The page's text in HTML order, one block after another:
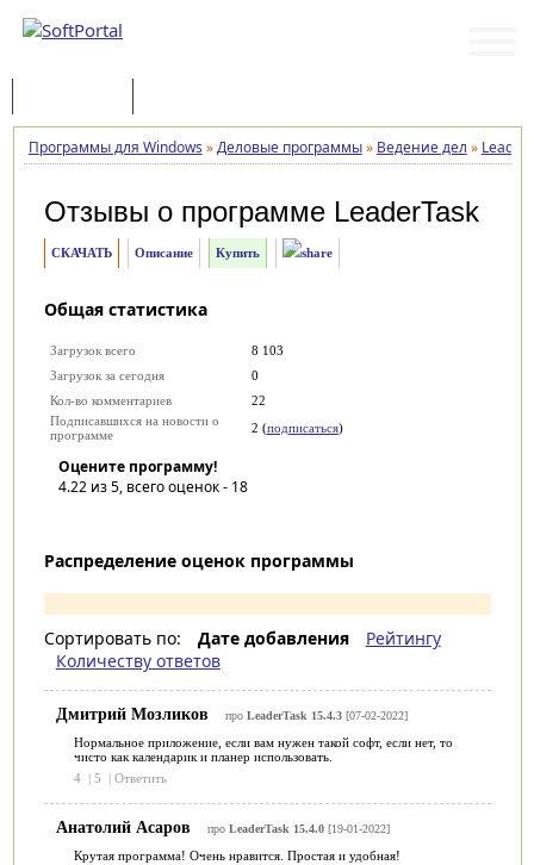
Программы для Windows »Деловые программы» Ведение дел »
Отзывы о программе LeaderTask
СКАЧАТЬ Описание Купить
Общая статистика
Загрузок всего
8 103
Загрузок за сегодня
0
Кол-во комментариев
22
Подписавшихся на новости о
программе
2 (подписаться)
Оцените программу!
4.22из 5, всего оценок - 18
Распределение оценок программы
Сортировать по: Дате добавления
Рейтингу
Количеству ответов
Дмитрий Мозликов про LeaderTask 15.4.3[07-02-2022]
Нормальное приложение, если вам нужен такой софт, если нет, то
чисто как календарик и планер использовать.
4 | 5 | Ответить
Анатолий Асаров про LeaderTask 15.4.0[19-01-2022]
Крутая программа! Очень нравится. Простая и удобная!